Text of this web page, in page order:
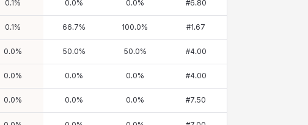
0.1 % 0.0% 0.0% #6.80
0.1 % 66.7% 100.0% #1.67
0.0% 50.0% 50.0% #4.00
0.0% 0.0% 0.0% #4.00
0.0% 0.0% 0.0% #7.50